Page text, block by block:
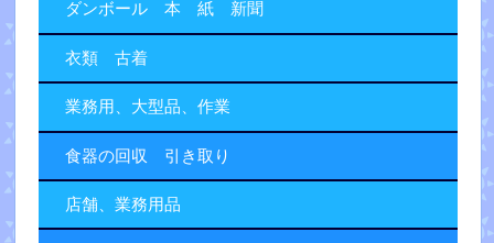
ダンボール 本 紙 新聞
衣類 古着
業務用、大型品、作業
食器の回収 引き取り
店舗、業務用品